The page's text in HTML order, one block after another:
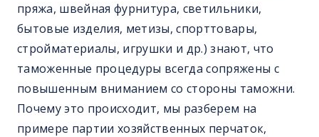
пряжа, швейная фурнитура, светильники,
бытовые изделия, метизы, спорттовары,
стройматериалы, игрушки и др.) знают, что
таможенные процедуры всегда сопряжены с
повышенным вниманием со стороны таможни.
Почему это происходит, мы разберем на
примере партии хозяйственных перчаток,